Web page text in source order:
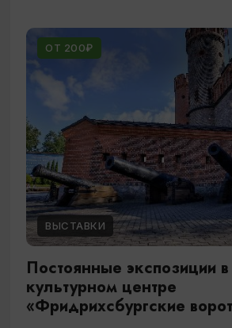
ОТ 200₽
ВЫСТАВКИ
Постоянные экспозиции в
культурном центре
«Фридрихсбургские